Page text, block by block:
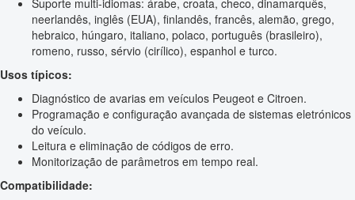
Suporte multi-idiomas: árabe, croata, checo, dinamarquês,
neerlandês, inglês (EUA), finlandês, francês, alemão, grego,
hebraico, húngaro, italiano, polaco, português (brasileiro),
romeno, russo, sérvio (cirílico), espanhol e turco.
Usos típicos:
Diagnóstico de avarias em veículos Peugeot e Citroen.
Programação e configuração avançada de sistemas eletrónicos
do veículo.
Leitura e eliminação de códigos de erro.
Monitorização de parâmetros em tempo real.
Compatibilidade: